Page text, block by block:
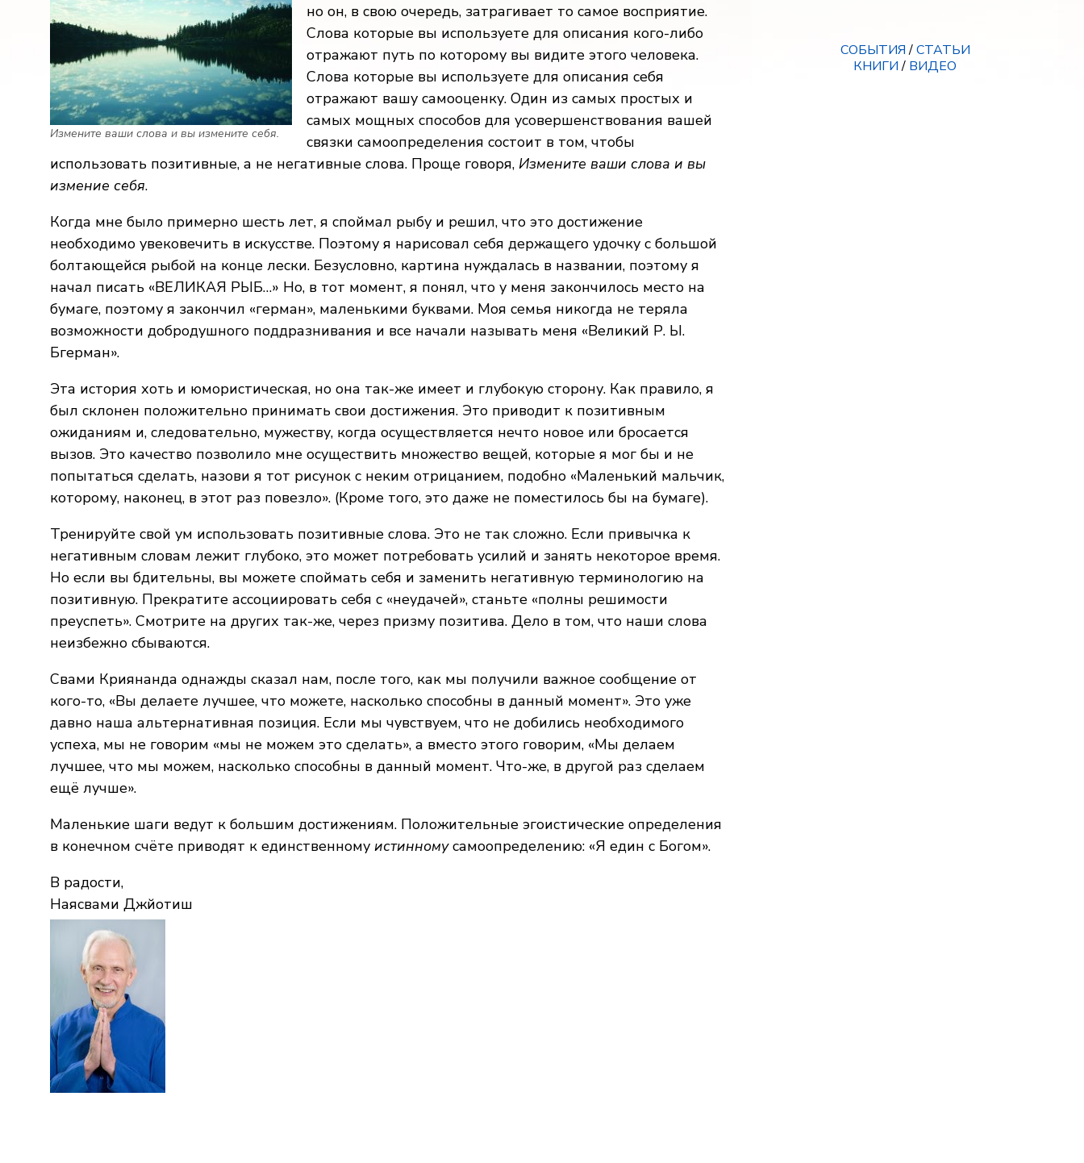
Измените ваши слова и вы измените себя.
но он, в свою очередь, затрагивает то самое восприятие.
Слова которые вы используете для описания кого-либо
отражают путь по которому вы видите этого человека.
Слова которые вы используете для описания себя
отражают вашу самооценку. Один из самых простых и
самых мощных способов для усовершенствования вашей
связки самоопределения состоит в том, чтобы
использовать позитивные, а не негативные слова. Проще говоря, Измените ваши слова и вы
измение себя.
Когда мне было примерно шесть лет, я споймал рыбу и решил, что это достижение
необходимо увековечить в искусстве. Поэтому я нарисовал себя держащего удочку с большой
болтающейся рыбой на конце лески. Безусловно, картина нуждалась в названии, поэтому я
начал писать «ВЕЛИКАЯ РЫБ…» Но, в тот момент, я понял, что у меня закончилось место на
бумаге, поэтому я закончил «герман», маленькими буквами. Моя семья никогда не теряла
возможности добродушного поддразнивания и все начали называть меня «Великий Р. Ы.
Бгерман».
Эта история хоть и юмористическая, но она так-же имеет и глубокую сторону. Как правило, я
был склонен положительно принимать свои достижения. Это приводит к позитивным
ожиданиям и, следовательно, мужеству, когда осуществляется нечто новое или бросается
вызов. Это качество позволило мне осуществить множество вещей, которые я мог бы и не
попытаться сделать, назови я тот рисунок с неким отрицанием, подобно «Маленький мальчик,
которому, наконец, в этот раз повезло». (Кроме того, это даже не поместилось бы на бумаге).
Тренируйте свой ум использовать позитивные слова. Это не так сложно. Если привычка к
негативным словам лежит глубоко, это может потребовать усилий и занять некоторое время.
Но если вы бдительны, вы можете споймать себя и заменить негативную терминологию на
позитивную. Прекратите ассоциировать себя с «неудачей», станьте «полны решимости
преуспеть». Смотрите на других так-же, через призму позитива. Дело в том, что наши слова
неизбежно сбываются.
Свами Криянанда однажды сказал нам, после того, как мы получили важное сообщение от
кого-то, «Вы делаете лучшее, что можете, насколько способны в данный момент». Это уже
давно наша альтернативная позиция. Если мы чувствуем, что не добились необходимого
успеха, мы не говорим «мы не можем это сделать», а вместо этого говорим, «Мы делаем
лучшее, что мы можем, насколько способны в данный момент. Что-же, в другой раз сделаем
ещё лучше».
Маленькие шаги ведут к большим достижениям. Положительные эгоистические определения
в конечном счёте приводят к единственному истинномусамоопределению: «Я един с Богом».
В радости,
Наясвами Джйотиш
СОБЫТИЯ/СТАТЬИ
КНИГИ/ ВИДЕО